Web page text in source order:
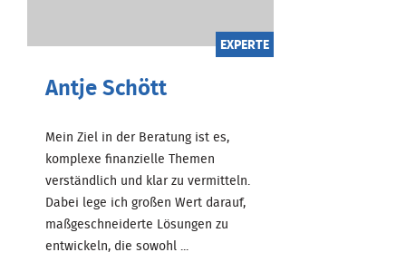
EXPERTE
Antje Schött
Mein Ziel in der Beratung ist es,
komplexe finanzielle Themen
verständlich und klar zu vermitteln.
Dabei lege ich großen Wert darauf,
maßgeschneiderte Lösungen zu
entwickeln, die sowohl ...